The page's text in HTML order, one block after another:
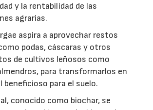
y la rentabilidad de las
agrarias.
aspira a aprovechar restos
podas, cáscaras y otros
de cultivos leñosos como
para transformarlos en
beneficioso para el suelo.
conocido como biochar, se